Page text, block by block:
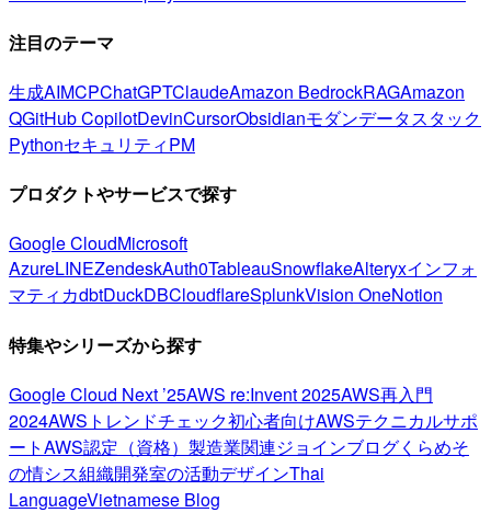
注目のテーマ
生成AIMCPChatGPTClaudeAmazon BedrockRAGAmazon
QGitHub CopilotDevinCursorObsidianモダンデータスタック
PythonセキュリティPM
プロダクトやサービスで探す
Google CloudMicrosoft
AzureLINEZendeskAuth0TableauSnowflakeAlteryxインフォ
マティカdbtDuckDBCloudflareSplunkVision OneNotion
特集やシリーズから探す
Google Cloud Next ’25AWS re:Invent 2025AWS再入門
2024AWSトレンドチェック初心者向けAWSテクニカルサポ
ートAWS認定（資格） 製造業関連ジョインブログくらめそ
の情シス組織開発室の活動デザインThai
LanguageVietnamese Blog